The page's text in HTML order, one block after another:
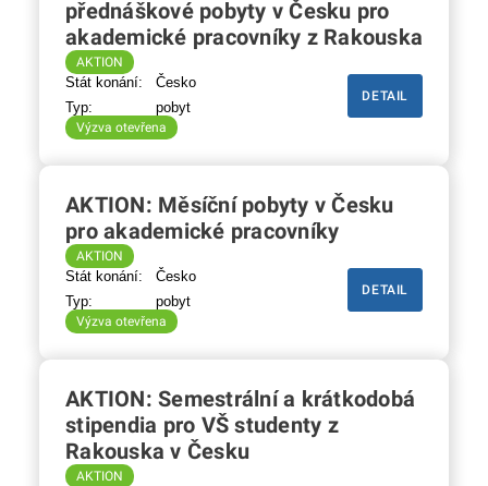
přednáškové pobyty v Česku pro
akademické pracovníky z Rakouska
AKTION
Stát konání:
Česko
Typ:
pobyt
Výzva otevřena
DETAIL
AKTION: Měsíční pobyty v Česku
pro akademické pracovníky
AKTION
Stát konání:
Česko
Typ:
pobyt
Výzva otevřena
DETAIL
AKTION: Semestrální a krátkodobá
stipendia pro VŠ studenty z
Rakouska v Česku
AKTION